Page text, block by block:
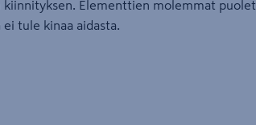
kiinnityksen. Elementtien molemmat puolet
tule kinaa aidasta.